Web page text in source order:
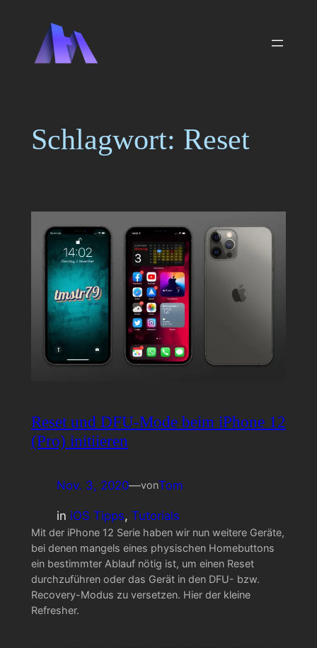
springen
Schlagwort: Reset
Reset und DFU-Mode beim iPhone 12
(Pro) initiieren
Nov. 3, 2020—vonTom
in iOS Tipps, Tutorials
Mit der iPhone 12 Serie haben wir nun weitere Geräte,
bei denen mangels eines physischen Homebuttons
ein bestimmter Ablauf nötig ist, um einen Reset
durchzuführen oder das Gerät in den DFU- bzw.
Recovery-Modus zu versetzen. Hier der kleine
Refresher.